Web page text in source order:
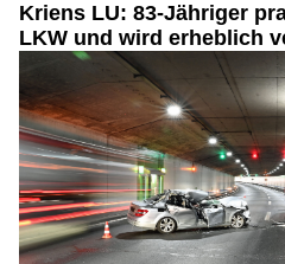
Kriens LU: 83-Jähriger
LKW und wird erheblich